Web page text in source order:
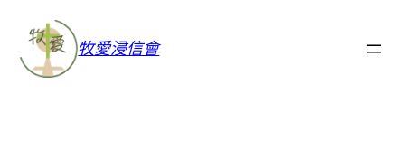
牧愛浸信會